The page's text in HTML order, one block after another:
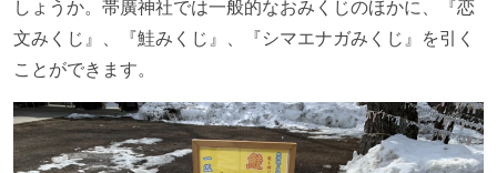
しょうか。帯廣神社では一般的なおみくじのほかに、『恋
文みくじ』、『鮭みくじ』、『シマエナガみくじ』を引く
ことができます。